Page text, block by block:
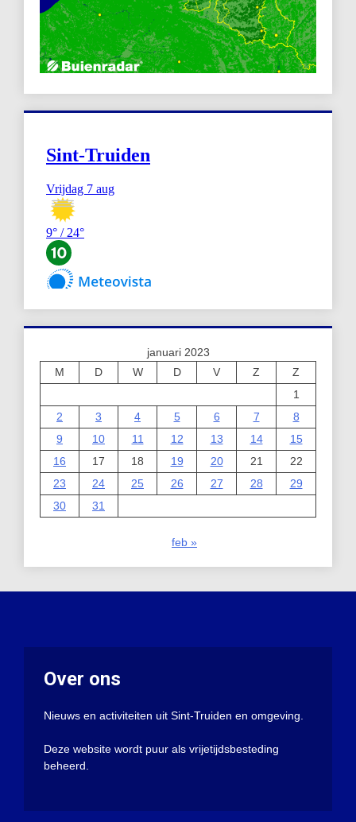
januari 2023
M
D W D V Z
Z
1
2
3 4 5 6 7
8
9
10 11 12 13 14
15
16
17 18 19 20 21
22
23
24 25 26 27 28
29
30
31
feb »
Over ons
Nieuws en activiteiten uit Sint-Truiden en omgeving.
Deze website wordt puur als vrijetijdsbesteding
beheerd.